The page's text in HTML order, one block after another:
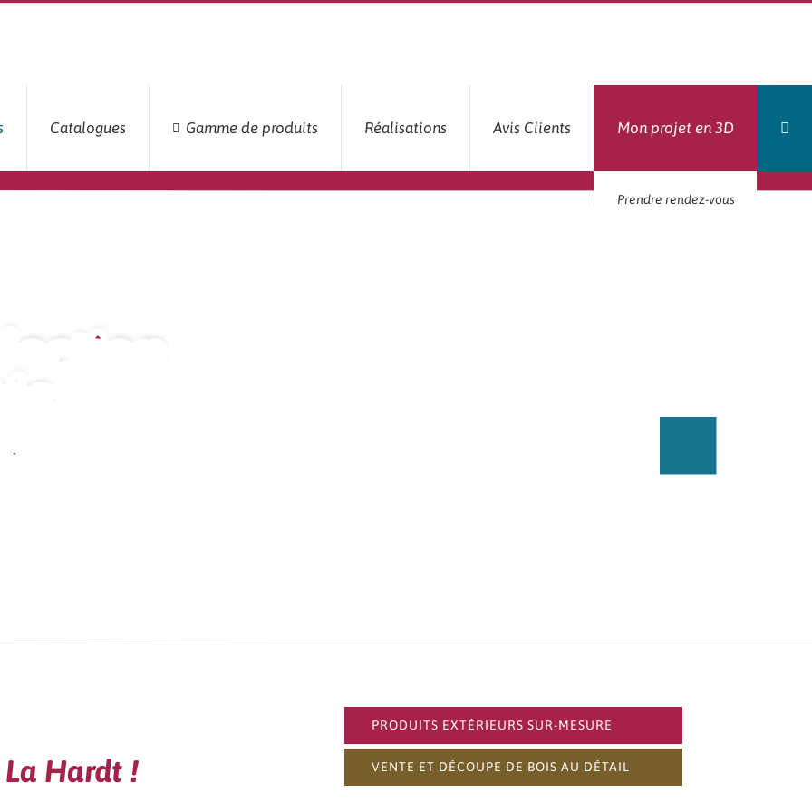
Catalogues Gamme de produits Réalisations Avis Clients
Prendre rendez-vous
Mon projet en 3D
Hardt !
PRODUITS EXTÉRIEURS SUR-MESURE
VENTE ET DÉCOUPE DE BOIS AU DÉTAIL